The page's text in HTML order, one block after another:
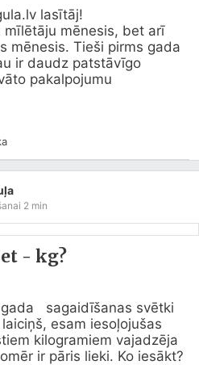
lasītāj!
Februāris ir ne vien visu mīlētāju mēnesis, bet arī
mēnesis. Tieši pirms gada
ir daudz patstāvīgo
pakalpojumu
2 min
- kg?
sagaidīšanas svētki
esam iesoļojušas
kilogramiem vajadzēja
ir pāris lieki. Ko iesākt?